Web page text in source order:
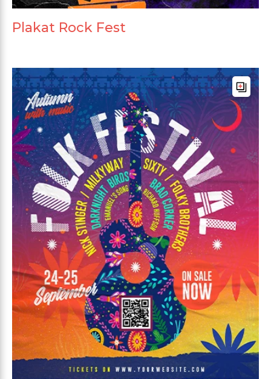
Plakat Rock Fest